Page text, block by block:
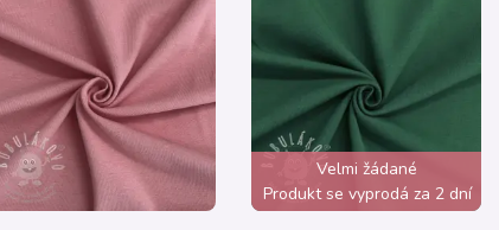
Velmi žádané
Produkt se vyprodá za 2 dní